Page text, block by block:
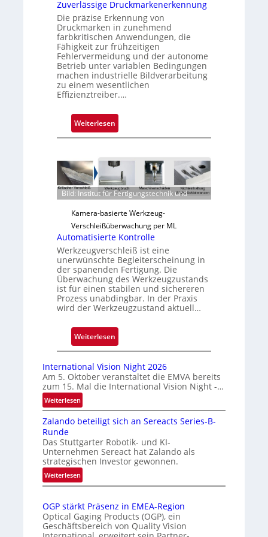
Zuverlässige Druckmarkenerkennung
Die präzise Erkennung von
Druckmarken in zunehmend
farbkritischen Anwendungen, die
Fähigkeit zur frühzeitigen
Fehlervermeidung und der autonome
Betrieb unter variablen Bedingungen
machen industrielle Bildverarbeitung
zu einem wesentlichen
Effizienztreiber.…
Weiterlesen:
Z
v
r
l
ä
s
s
i
g
e
D
r
u
k
m
r
k
n
e
r
k
e
n
n
g
Bild: Institut für Fertigungstechnik und
Kamera-basierte Werkzeug-
Verschleißüberwachung per ML
Automatisierte Kontrolle
Werkzeugverschleiß ist eine
unerwünschte Begleiterscheinung in
der spanenden Fertigung. Die
Überwachung des Werkzeugzustands
ist für einen stabilen und sichereren
Prozess unabdingbar. In der Praxis
wird der Werkzeugzustand aktuell…
Weiterlesen:
A
t
o
a
t
s
i
r
e
K
International Vision Night 2026
Am 5. Oktober veranstaltet die EMVA bereits
zum 15. Mal die International Vision Night -…
Weiterlesen:
I
n
e
r
n
a
o
n
Zalando beteiligt sich an Sereacts Series-B-
Runde
Das Stuttgarter Robotik- und KI-
Unternehmen Sereact hat Zalando als
strategischen Investor gewonnen.
Weiterlesen:
Z
l
a
n
OGP stärkt Präsenz in EMEA-Region
Optical Gaging Products (OGP), ein
Geschäftsbereich von Quality Vision